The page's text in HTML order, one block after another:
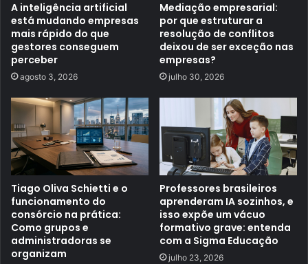
A inteligência artificial
está mudando empresas
mais rápido do que
gestores conseguem
perceber
agosto 3, 2026
Mediação empresarial:
por que estruturar a
resolução de conflitos
deixou de ser exceção nas
empresas?
julho 30, 2026
Tiago Oliva Schietti e o
funcionamento do
consórcio na prática:
Como grupos e
administradoras se
organizam
Professores brasileiros
aprenderam IA sozinhos, e
isso expõe um vácuo
formativo grave: entenda
com a Sigma Educação
julho 23, 2026